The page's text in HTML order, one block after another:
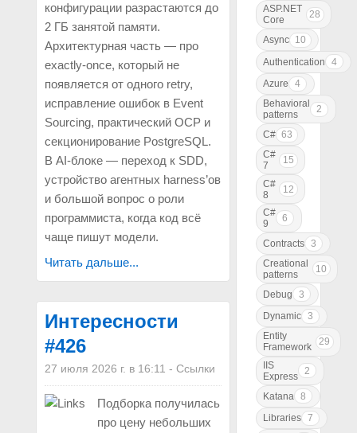
конфигурации разрастаются до
2 ГБ занятой памяти.
Архитектурная часть — про
exactly-once, который не
появляется от одного retry,
исправление ошибок в Event
Sourcing, практический OCP и
секционирование PostgreSQL.
В AI-блоке — переход к SDD,
устройство агентных harness’ов
и большой вопрос о роли
программиста, когда код всё
чаще пишут модели.
Читать дальше...
Интересности
#426
27 июля 2026 г. в 16:11 - Ссылки
Подборка получилась
про цену небольших
ASP.NET
Core
28
Async 10
Authentication
4
Azure
4
Behavioral
patterns
2
C# 63
C#
7
15
C#
8
12
C#
9
6
Contracts 3
Creational
patterns
10
Debug
3
Dynamic 3
Entity
Framework
29
IIS
Express
2
Katana
8
Libraries 7